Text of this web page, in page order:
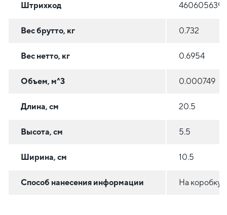
Штрихкод
Вес брутто, кг 0.732
Вес нетто, кг 0.6954
Объем, м^3 0.000749
Длина, см 20.5
Высота, см 5.5
Ширина, см 10.5
Способ нанесения информации На коробку